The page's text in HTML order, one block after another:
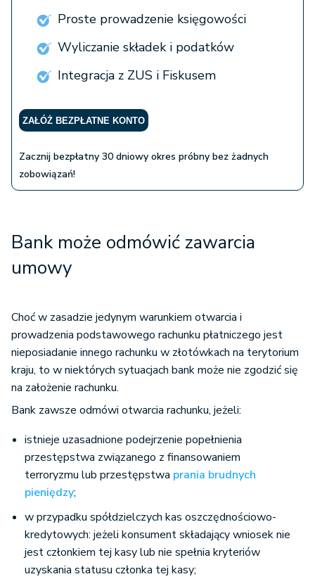
Proste prowadzenie księgowości
Wyliczanie składek i podatków
Integracja z ZUS i Fiskusem
ZAŁÓŻ BEZPŁATNE KONTO
Zacznij bezpłatny 30 dniowy okres próbny bez żadnych
zobowiązań!
Bank może odmówić zawarcia
umowy
Choć w zasadzie jedynym warunkiem otwarcia i
prowadzenia podstawowego rachunku płatniczego jest
nieposiadanie innego rachunku w złotówkach na terytorium
kraju, to w niektórych sytuacjach bank może nie zgodzić się
na założenie rachunku.
Bank zawsze odmówi otwarcia rachunku, jeżeli:
istnieje uzasadnione podejrzenie popełnienia
przestępstwa związanego z finansowaniem
terroryzmu lub przestępstwa prania brudnych
pieniędzy;
w przypadku spółdzielczych kas oszczędnościowo-
kredytowych: jeżeli konsument składający wniosek nie
jest członkiem tej kasy lub nie spełnia kryteriów
uzyskania statusu członka tej kasy;